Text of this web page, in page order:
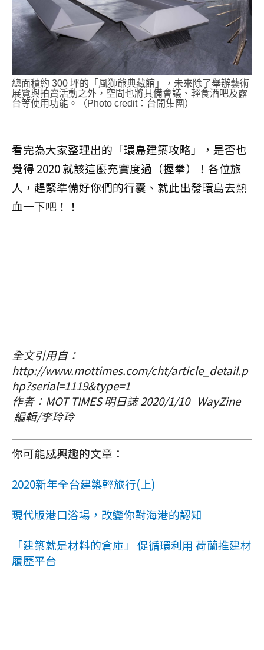
總面積約 300 坪的「風獅爺典藏館」，未來除了舉辦藝術
展覽與拍賣活動之外，空間也將具備會議、輕食酒吧及露
台等使用功能。（Photo credit：台開集團）
看完為大家整理出的「環島建築攻略」，是否也
覺得 2020 就該這麼充實度過（握拳）！各位旅
人，趕緊準備好你們的行囊、就此出發環島去熱
血一下吧！！
全文引用自：
http://www.mottimes.com/cht/article_detail.p
hp?serial=1119&type=1
作者：MOT TIMES 明日誌 2020/1/10 WayZine
編輯/李玲玲
你可能感興趣的文章：
2020新年全台建築輕旅行(上)
現代版港口浴場，改變你對海港的認知
「建築就是材料的倉庫」 促循環利用 荷蘭推建材
履歷平台